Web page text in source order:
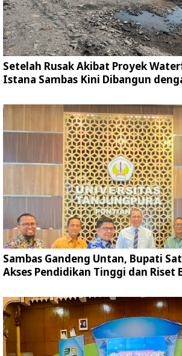
Setelah Rusak Akibat Proyek
Istana Sambas Kini Dibangun
Sambas Gandeng Untan, Bupati
Akses Pendidikan Tinggi dan Riset